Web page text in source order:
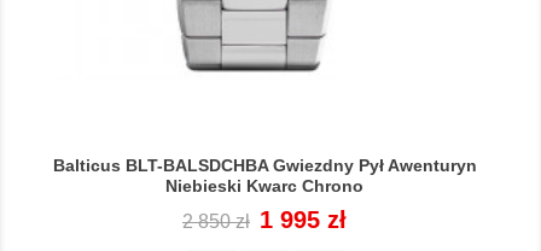
Balticus BLT-BALSDCHBA Gwiezdny Pył Awenturyn
Niebieski Kwarc Chrono
Cena
2 850 zł Cena
1 995 zł